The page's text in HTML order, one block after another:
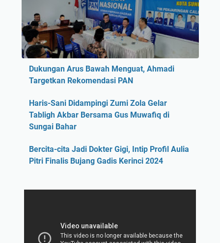
Dukungan Arus Bawah Menguat, Ahmadi
Targetkan Rekomendasi PAN
Haris-Sani Didampingi Zumi Zola Gelar
Tabligh Akbar Bersama Gus Muwafiq di
Sungai Bahar
Bercita-cita Jadi Dokter Gigi, Intip Profil Aulia
Pitri Finalis Bujang Gadis Kerinci 2024